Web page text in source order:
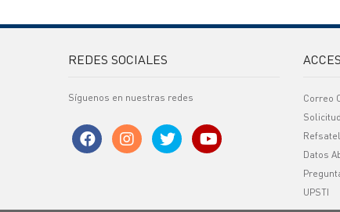
REDES SOCIALES
Síguenos en nuestras redes
Correo
Refsatel
Datos
UPSTI